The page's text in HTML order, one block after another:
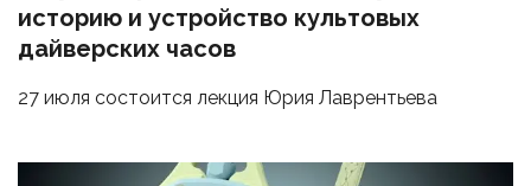
историю и устройство культовых
дайверских часов
27 июля состоится лекция Юрия Лаврентьева